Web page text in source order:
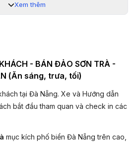
đáng sống nhất Việt Nam, du khách
đảo Sơn Trà xanh mát đến ngọn
từ bãi biển Mỹ Khê quyến rũ đến
phú, nơi đây luôn khiến du khách
chân tới.
Xem thêm
- BÁN ĐẢO SƠN TRÀ -
(Ăn sáng, trưa, tối)
tại Đà Nẵng. Xe và Hướng dẫn
bắt đầu tham quan và check in các
mục kích phố biển Đà Nẵng trên cao,